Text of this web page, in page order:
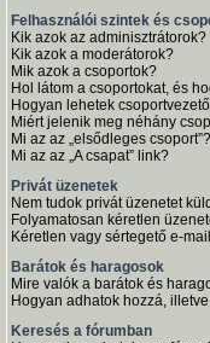
Felhasználói szintek és
Kik azok az adminisztrátorok?
Kik azok a moderátorok?
Mik azok a csoportok?
Hol látom a csoportokat, és
Hogyan lehetek
Miért jelenik meg néhány
Mi az az „elsődleges csoport”?
Mi az az „A csapat” link?
Privát üzenetek
Nem tudok privát üzenetet
Folyamatosan kéretlen
Kéretlen vagy sértegető e-
Barátok és haragosok
Mire valók a barátok és
Hogyan adhatok hozzá,
Keresés a fórumban